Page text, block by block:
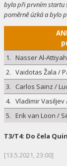
byla při prvním startu
poměrně úzká a bylo
1. Nasser Al-
2. Vaidotas Žala /
3.
Carlos Sainz /
4. Vladimir Vasiljev
5. Erik van Loon /
T3/T4: Do čela
[13.5.2021, 23:00]